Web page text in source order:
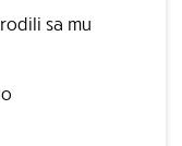
sa mu